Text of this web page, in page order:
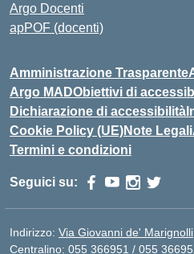
Argo Docenti
apPOF (docenti)
Amministrazione Trasparente
Argo MADObiettivi di
Dichiarazione di accessibilità
Cookie Policy (UE)Note Legali
Termini e condizioni
Seguici su:
Indirizzo: Via Giovanni de'
Centralino: 055 366951 / 055